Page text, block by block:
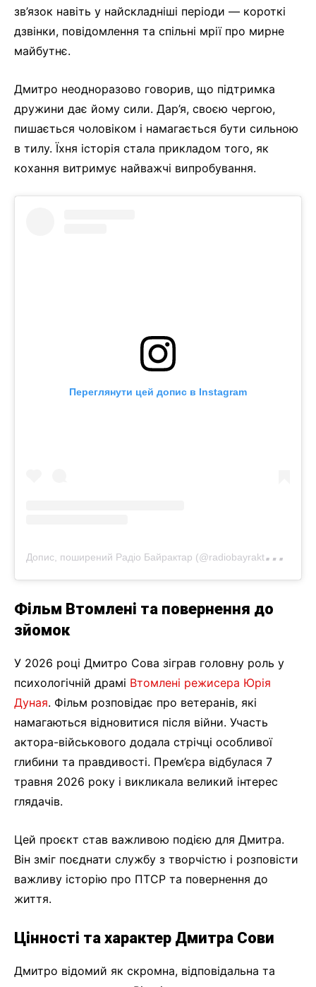
зв’язок навіть у найскладніші періоди — короткі
дзвінки, повідомлення та спільні мрії про мирне
майбутнє.
Дмитро неодноразово говорив, що підтримка
дружини дає йому сили. Дар’я, своєю чергою,
пишається чоловіком і намагається бути сильною
в тилу. Їхня історія стала прикладом того, як
кохання витримує найважчі випробування.
Переглянути цей допис в Instagram
Д
опис, поширений Радіо Байрактар (@radiobayraktar.ua)
Фільм Втомлені та повернення до
зйомок
У 2026 році Дмитро Сова зіграв головну роль у
психологічній драмі Втомлені режисера Юрія
Дуная. Фільм розповідає про ветеранів, які
намагаються відновитися після війни. Участь
актора-військового додала стрічці особливої
глибини та правдивості. Прем’єра відбулася 7
травня 2026 року і викликала великий інтерес
глядачів.
Цей проєкт став важливою подією для Дмитра.
Він зміг поєднати службу з творчістю і розповісти
важливу історію про ПТСР та повернення до
життя.
Цінності та характер Дмитра Сови
Дмитро відомий як скромна, відповідальна та